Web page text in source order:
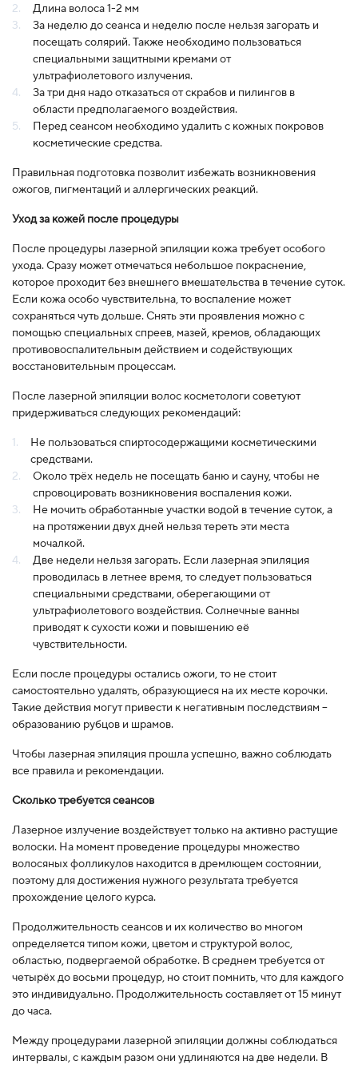
Длина волоса 1-2 мм
За неделю до сеанса и неделю после нельзя загорать и
посещать солярий. Также необходимо пользоваться
специальными защитными кремами от
ультрафиолетового излучения.
За три дня надо отказаться от скрабов и пилингов в
области предполагаемого воздействия.
Перед сеансом необходимо удалить с кожных покровов
косметические средства.
Правильная подготовка позволит избежать возникновения
ожогов, пигментаций и аллергических реакций.
Уход за кожей после процедуры
После процедуры лазерной эпиляции кожа требует особого
ухода. Сразу может отмечаться небольшое покраснение,
которое проходит без внешнего вмешательства в течение суток.
Если кожа особо чувствительна, то воспаление может
сохраняться чуть дольше. Снять эти проявления можно с
помощью специальных спреев, мазей, кремов, обладающих
противовоспалительным действием и содействующих
восстановительным процессам.
После лазерной эпиляции волос косметологи советуют
придерживаться следующих рекомендаций:
Не пользоваться спиртосодержащими косметическими
средствами.
Около трёх недель не посещать баню и сауну, чтобы не
спровоцировать возникновения воспаления кожи.
Не мочить обработанные участки водой в течение суток, а
на протяжении двух дней нельзя тереть эти места
мочалкой.
Две недели нельзя загорать. Если лазерная эпиляция
проводилась в летнее время, то следует пользоваться
специальными средствами, оберегающими от
ультрафиолетового воздействия. Солнечные ванны
приводят к сухости кожи и повышению её
чувствительности.
Если после процедуры остались ожоги, то не стоит
самостоятельно удалять, образующиеся на их месте корочки.
Такие действия могут привести к негативным последствиям –
образованию рубцов и шрамов.
Чтобы лазерная эпиляция прошла успешно, важно соблюдать
все правила и рекомендации.
Сколько требуется сеансов
Лазерное излучение воздействует только на активно растущие
волоски. На момент проведение процедуры множество
волосяных фолликулов находится в дремлющем состоянии,
поэтому для достижения нужного результата требуется
прохождение целого курса.
Продолжительность сеансов и их количество во многом
определяется типом кожи, цветом и структурой волос,
областью, подвергаемой обработке. В среднем требуется от
четырёх до восьми процедур, но стоит помнить, что для каждого
это индивидуально. Продолжительность составляет от 15 минут
до часа.
Между процедурами лазерной эпиляции должны соблюдаться
интервалы, с каждым разом они удлиняются на две недели. В